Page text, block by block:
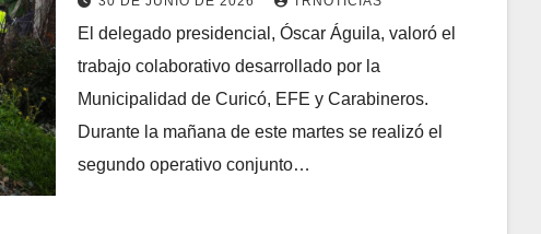
El delegado presidencial, Óscar Águila, valoró el
trabajo colaborativo desarrollado por la
Municipalidad de Curicó, EFE y Carabineros.
Durante la mañana de este martes se realizó el
segundo operativo conjunto…